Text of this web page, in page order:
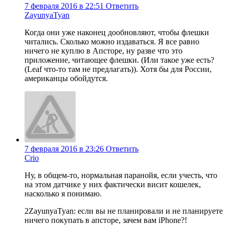
7 февраля 2016 в 22:51 Ответить
ZayunyaTyan
Когда они уже наконец дообновляют, чтобы флешки
читались. Сколько можно издаваться. Я все равно
ничего не куплю в Апсторе, ну разве что это
приложение, читающее флешки. (Или такое уже есть?
(Leaf что-то там не предлагать)). Хотя бы для России,
американцы обойдутся.
7 февраля 2016 в 23:26 Ответить
Crio
Ну, в общем-то, нормальная паранойя, если учесть, что
на этом датчике у них фактически висит кошелек,
насколько я понимаю.
2ZayunyaTyan: если вы не планировали и не планируете
ничего покупать в апсторе, зачем вам iPhone?!